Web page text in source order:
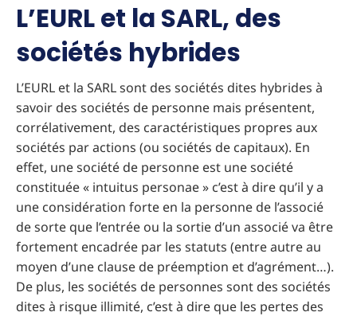
L’EURL et la SARL, des
sociétés hybrides
L’EURL et la SARL sont des sociétés dites hybrides à
savoir des sociétés de personne mais présentent,
corrélativement, des caractéristiques propres aux
sociétés par actions (ou sociétés de capitaux). En
effet, une société de personne est une société
constituée « intuitus personae » c’est à dire qu’il y a
une considération forte en la personne de l’associé
de sorte que l’entrée ou la sortie d’un associé va être
fortement encadrée par les statuts (entre autre au
moyen d’une clause de préemption et d’agrément…).
De plus, les sociétés de personnes sont des sociétés
dites à risque illimité, c’est à dire que les pertes des